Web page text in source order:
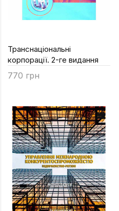
Транснаціональні
корпорації. 2-ге видання
770 грн